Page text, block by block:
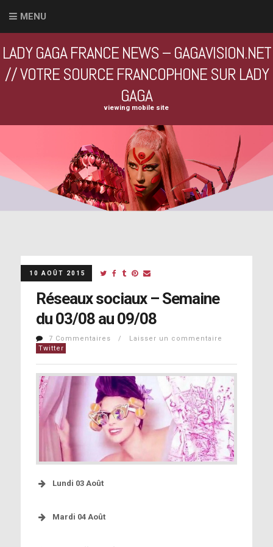
MENU
LADY GAGA FRANCE NEWS – GAGAVISION.NET
// VOTRE SOURCE FRANCOPHONE SUR LADY
GAGA
viewing mobile site
10 AOÛT 2015
Réseaux sociaux – Semaine
du 03/08 au 09/08
7 Commentaires / Laisser un commentaire
Twitter
Lundi 03 Août
https://instagram.com/p/57YpbKJFF5/
Mardi 04 Août